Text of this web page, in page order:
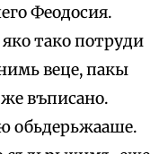
Феодосия.
яко тако потруди
веце, пакы
въписано.
обьдерьжааше.